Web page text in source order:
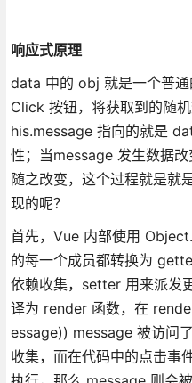
响应式原理
data 中的 obj 就是一个普
Click 按钮，将获取到的随
his.message 指向的就是
性；当message 发生数据
随之改变，这个过程就是就
现的呢？
首先，Vue 内部使用
的每一个成员都转换为
依赖收集，setter 用来派发
译为 render 函数，在
essage)) message 被访问
收集，而在代码中的点击事